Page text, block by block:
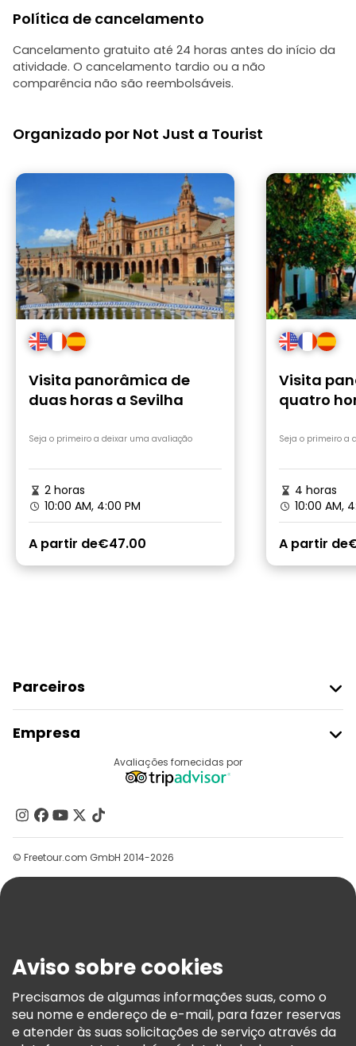
Política de cancelamento
Cancelamento gratuito até 24 horas antes do início da
atividade. O cancelamento tardio ou a não
comparência não são reembolsáveis.
Organizado por Not Just a Tourist
Visita panorâmica de
duas horas a Sevilha
Seja o primeiro a deixar uma avaliação
2 horas
10:00 AM, 4:00 PM
A partir de€47.00
Visita
quatro
Seja o primeiro a
4 horas
10:00 AM,
A partir de
Parceiros
Registo Do Fornecedor
Programa De Afiliados
Empresa
Contacte-Nos
Grupos
Ajuda
Termos E Informações Legais
Política De Cookies
Freetour Prémios
Programa De Fidelidade
Avaliações fornecidas por
© Freetour.com GmbH 2014-2026
Aviso sobre cookies
Precisamos de algumas informações suas, como o
seu nome e endereço de e-mail, para fazer reservas
e atender às suas solicitações de serviço através da